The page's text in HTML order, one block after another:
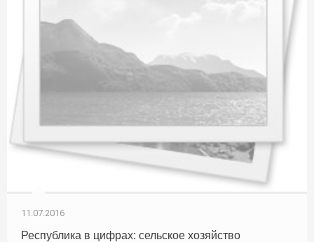
11.07.2016
Республика в цифрах: сельское хозяйство